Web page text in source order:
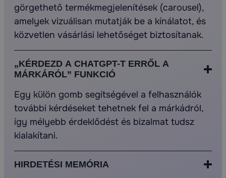
görgethető termékmegjelenítések (carousel),
amelyek vizuálisan mutatják be a kínálatot, és
közvetlen vásárlási lehetőséget biztosítanak.
„KÉRDEZD A CHATGPT-T ERRŐL A
MÁRKÁRÓL” FUNKCIÓ
Egy külön gomb segítségével a felhasználók
további kérdéseket tehetnek fel a márkádról,
így mélyebb érdeklődést és bizalmat tudsz
kialakítani.
HIRDETÉSI MEMÓRIA